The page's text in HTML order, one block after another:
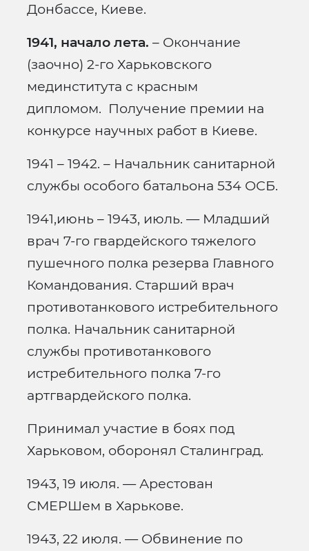
Донбассе, Киеве.
1941, начало лета. – Окончание
(заочно) 2-го Харьковского
мединститута с красным
дипломом. Получение премии на
конкурсе научных работ в Киеве.
1941 – 1942. – Начальник санитарной
службы особого батальона 534 ОСБ.
1941,июнь – 1943, июль. — Младший
врач 7-го гвардейского тяжелого
пушечного полка резерва Главного
Командования. Старший врач
противотанкового истребительного
полка. Начальник санитарной
службы противотанкового
истребительного полка 7-го
артгвардейского полка.
Принимал участие в боях под
Харьковом, оборонял Сталинград.
1943, 19 июля. — Арестован
СМЕРШем в Харькове.
1943, 22 июля. — Обвинение по